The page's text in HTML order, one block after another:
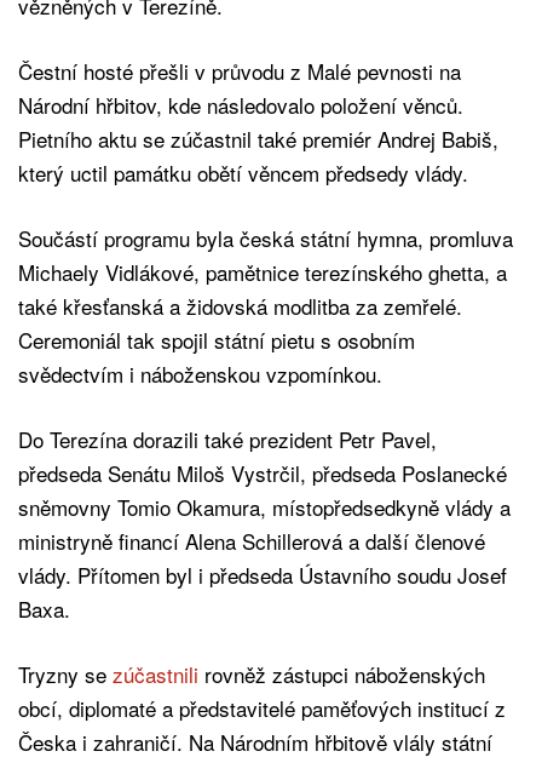
Čestní hosté přešli v průvodu z Malé pevnosti na
Národní hřbitov, kde následovalo položení věnců.
Pietního aktu se zúčastnil také premiér Andrej Babiš,
který uctil památku obětí věncem předsedy vlády.
Součástí programu byla česká státní hymna, promluva
Michaely Vidlákové, pamětnice terezínského ghetta, a
také křesťanská a židovská modlitba za zemřelé.
Ceremoniál tak spojil státní pietu s osobním
svědectvím i náboženskou vzpomínkou.
Do Terezína dorazili také prezident Petr Pavel,
předseda Senátu Miloš Vystrčil, předseda Poslanecké
sněmovny Tomio Okamura, místopředsedkyně vlády a
ministryně financí Alena Schillerová a další členové
vlády. Přítomen byl i předseda Ústavního soudu Josef
Baxa.
Tryzny se zúčastnili rovněž zástupci náboženských
obcí, diplomaté a představitelé paměťových institucí z
Česka i zahraničí. Na Národním hřbitově vlály státní